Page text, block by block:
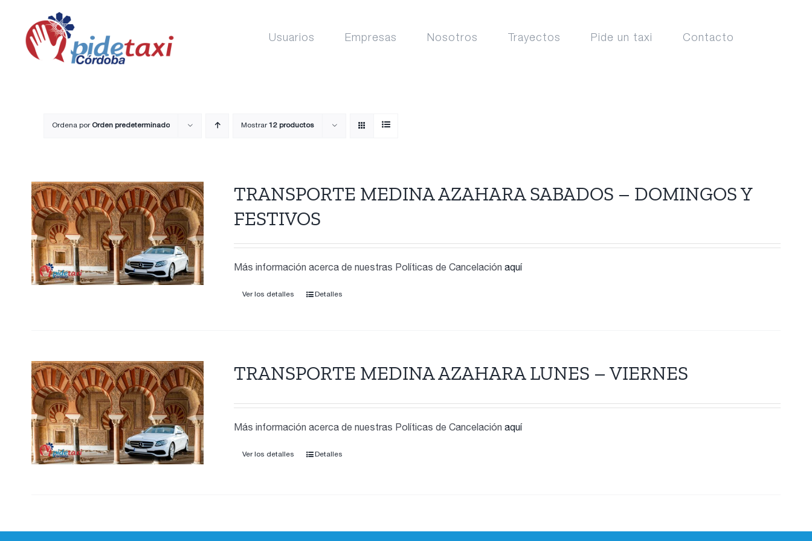
contenido
Usuarios Empresas Nosotros Trayectos Pide un taxi Contacto
Ordena por Orden predeterminado Mostrar12 productos
TRANSPORTE MEDINA AZAHARA SABADOS – DOMINGOS Y
FESTIVOS
Más información acerca de nuestras Políticas de Cancelación aquí
Ver los detalles Detalles
TRANSPORTE MEDINA AZAHARA LUNES – VIERNES
Más información acerca de nuestras Políticas de Cancelación aquí
Ver los detalles Detalles